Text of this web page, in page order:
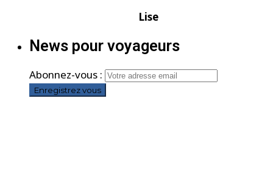
Lise
News pour voyageurs
Abonnez-vous :